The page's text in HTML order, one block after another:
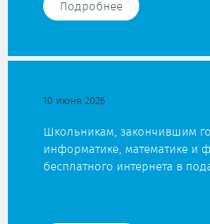
Подробнее
10 июня 2026
Школьникам, закончившим
информатике, математике и
бесплатного интернета в